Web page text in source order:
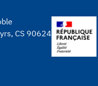
CS 90624